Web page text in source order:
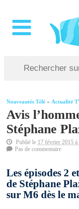
Nouveautés Télé »Actualité
Avis
Stéphane
Publié le 17 février 2015 à
Pas de commentaire
Les épisodes 2
de Stéphane
sur M6 dès le